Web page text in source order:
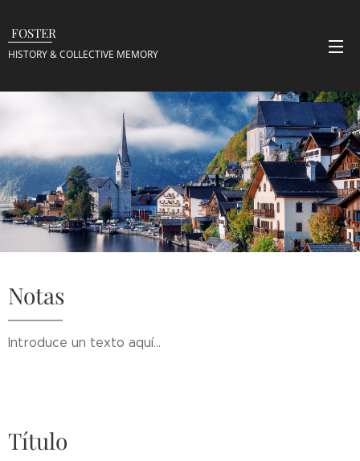
FOSTER
HISTORY & COLLECTIVE MEMORY
Notas
Introduce un texto aquí...
Título